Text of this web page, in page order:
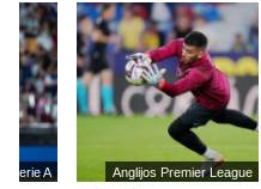
Serie A Anglijos Premier League